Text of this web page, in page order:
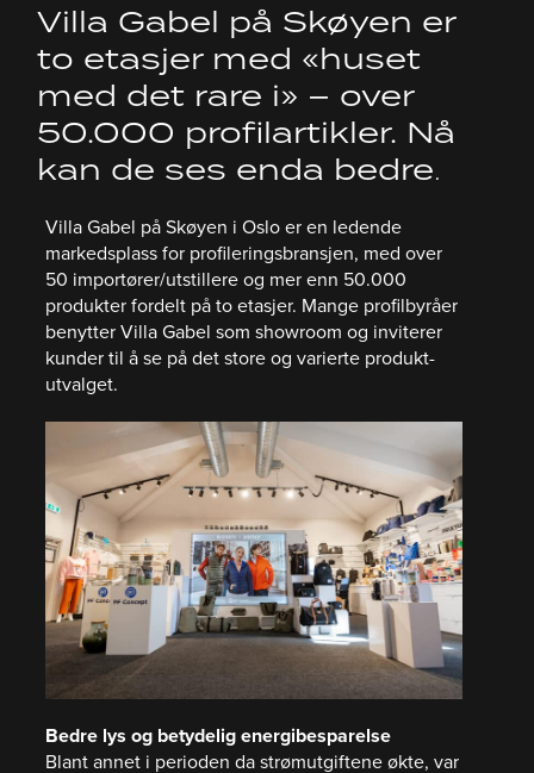
Villa Gabel på Skøyen er
to etasjer med «huset
med det rare i» – over
50.000 profilartikler. Nå
kan de ses enda bedre.
Villa Gabel på Skøyen i Oslo er en ledende
markedsplass for profileringsbransjen, med over
50 importører/utstillere og mer enn 50.000
produkter fordelt på to etasjer. Mange profilbyråer
benytter Villa Gabel som showroom og inviterer
kunder til å se på det store og varierte produkt-
utvalget.
Bedre lys og betydelig energibesparelse
Blant annet i perioden da strømutgiftene økte, var